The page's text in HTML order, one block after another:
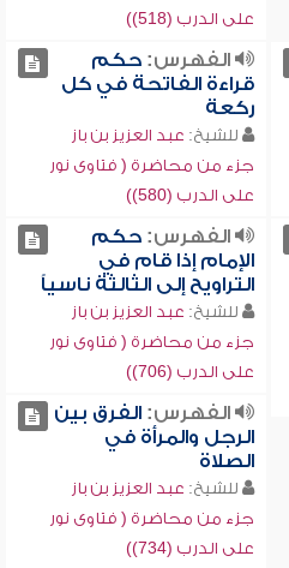
على الدرب (518))
الفهرس:حكم
قراءة الفاتحة في كل
ركعة
للشيخ: عبد العزيز بن باز
جزء من محاضرة ( فتاوى نور
على الدرب (580))
الفهرس:حكم
الإمام إذا قام في
التراويح إلى الثالثة ناسياً
للشيخ: عبد العزيز بن باز
جزء من محاضرة ( فتاوى نور
على الدرب (706))
الفهرس:الفرق بين
الرجل والمرأة في
الصلاة
للشيخ: عبد العزيز بن باز
جزء من محاضرة ( فتاوى نور
على الدرب (734))